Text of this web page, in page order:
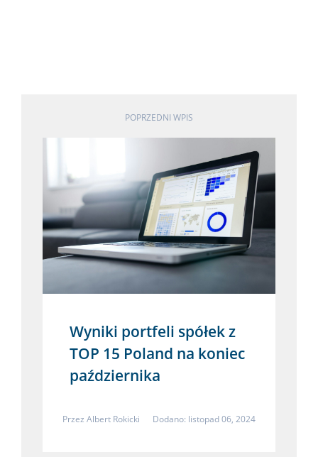
POPRZEDNI WPIS
Wyniki portfeli spółek z
TOP 15 Poland na koniec
października
Przez Albert Rokicki Dodano: listopad 06, 2024